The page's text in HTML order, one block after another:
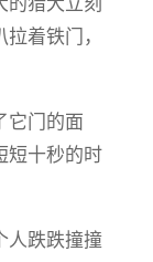
的猎犬立刻
着铁门，
它门的面
短十秒的时
人跌跌撞撞